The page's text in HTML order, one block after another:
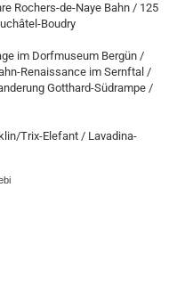
Rochers-de-Naye Bahn / 125
Boudry
im Dorfmuseum Bergün /
Renaissance im Sernftal /
Gotthard-Südrampe /
Trix-Elefant / Lavadina-